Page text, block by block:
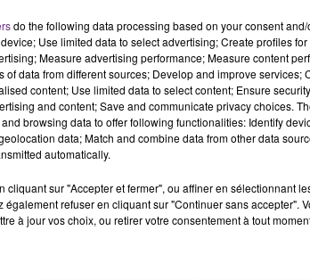
LE MAGASIN JOUÉCLUB DE
SES PORTES
rémois. Le magasin JouéClub est
fermer ses portes.
do the following data processing based on your consent
Use limited data to select advertising; Create profiles
Measure advertising performance; Measure content
of data from different sources; Develop and improve services;
content; Use limited data to select content; Ensure
and content; Save and communicate privacy choices.
browsing data to offer following functionalities: Identify
data; Match and combine data from other data
automatically.
cliquant sur "Accepter et fermer", ou affiner en sélectionnant
également refuser en cliquant sur "Continuer sans accepter".
à jour vos choix, ou retirer votre consentement à tout